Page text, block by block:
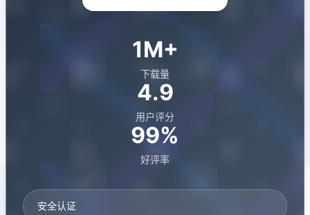
1M+
下载量
4.9
用户评分
99%
好评率
安全认证